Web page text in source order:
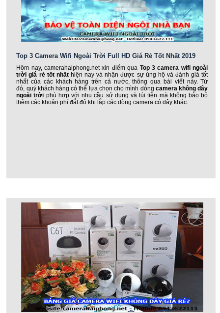
Top 3 Camera Wifi Ngoài Trời Full HD Giá Rẻ Tốt Nhất 2019
Hôm nay, camerahaiphong.net xin điểm qua Top 3 camera wifi ngoài
trời giá rẻ tốt nhấthiện nay và nhận được sự ủng hộ và đánh giá tốt
nhất của các khách hàng trên cả nước, thông qua bài viết này. Từ
đó, quý khách hàng có thể lựa chọn cho mình dòng camera không dây
ngoài trời phù hợp với nhu cầu sử dụng và túi tiền mà không bảo bỏ
thêm các khoản phí đắt đỏ khi lắp các dòng camera có dây khác.